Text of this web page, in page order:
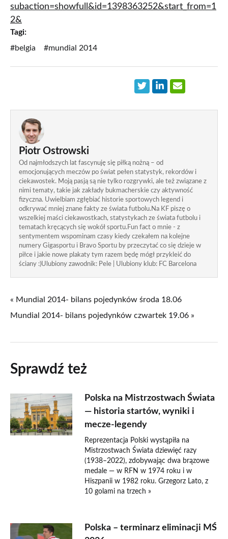
subaction=showfull&id=1398363252&start_from=1
2&
Tagi:
#belgia
#mundial 2014
Piotr Ostrowski
Od najmłodszych lat fascynuję się piłką nożną – od
emocjonujących meczów po świat pełen statystyk, rekordów i
ciekawostek. Moją pasją są nie tylko rozgrywki, ale też związane z
nimi tematy, takie jak zakłady bukmacherskie czy aktywność
fizyczna. Uwielbiam zgłębiać historie sportowych legend i
odkrywać mniej znane fakty ze świata futbolu.Na KF piszę o
wszelkiej maści ciekawostkach, statystykach ze świata futbolu i
tematach kręcących się wokół sportu.Fun fact o mnie - z
sentymentem wspominam czasy kiedy czekałem na kolejne
numery Gigasportu i Bravo Sportu by przeczytać co się dzieje w
piłce i jakie nowe plakaty tym razem będę mógł przykleić do
ściany :)Ulubiony zawodnik: Pele | Ulubiony klub: FC Barcelona
« Mundial 2014- bilans pojedynków środa 18.06
Mundial 2014- bilans pojedynków czwartek 19.06 »
Sprawdź też
Polska na Mistrzostwach Świata
— historia startów, wyniki i
mecze-legendy
Reprezentacja Polski wystąpiła na
Mistrzostwach Świata dziewięć razy
(1938–2022), zdobywając dwa brązowe
medale — w RFN w 1974 roku i w
Hiszpanii w 1982 roku. Grzegorz Lato, z
10 golami na trzech »
Polska – terminarz eliminacji MŚ